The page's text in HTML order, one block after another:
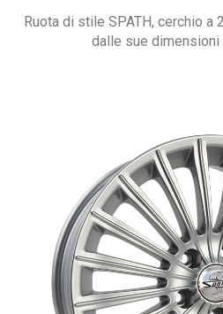
Ruota di stile SPATH, cerchio a
dalle sue